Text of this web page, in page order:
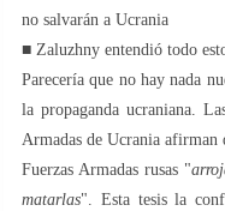
no salvarán a Ucrania
■ Zaluzhny entendió todo
Parecería que no hay nada
la propaganda ucraniana.
Armadas de Ucrania afirman
Fuerzas Armadas rusas "
matarlas". Esta tesis la